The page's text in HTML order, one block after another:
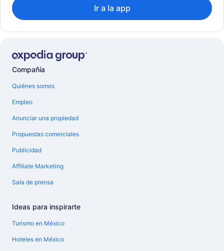
Ir a la app
Compañía
Quiénes somos
Empleo
Anunciar una propiedad
Propuestas comerciales
Publicidad
Affiliate Marketing
Sala de prensa
Ideas para inspirarte
Turismo en México
Hoteles en México